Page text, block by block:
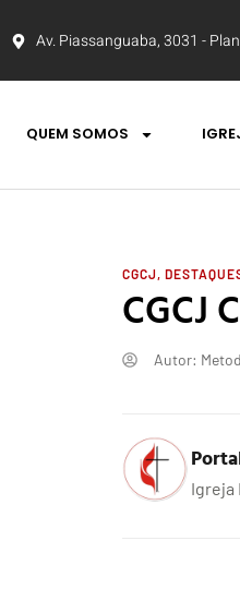
Av. Piassanguaba, 3031 -
QUEM SOMOS
CGCJ,
CGCJ
Autor:
Igreja